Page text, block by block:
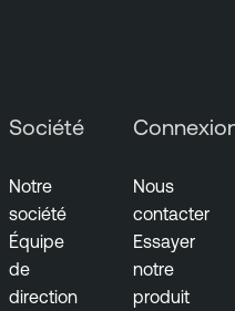
Société
Notre
société
Équipe
de
direction
Nous
contacter
Essayer
notre
produit